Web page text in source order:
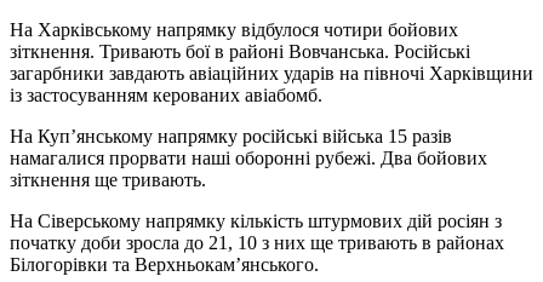
На Харківському напрямку відбулося чотири бойових
зіткнення. Тривають бої в районі Вовчанська. Російські
загарбники завдають авіаційних ударів на півночі Харківщини
із застосуванням керованих авіабомб.
На Куп’янському напрямку російські війська 15 разів
намагалися прорвати наші оборонні рубежі. Два бойових
зіткнення ще тривають.
На Сіверському напрямку кількість штурмових дій росіян з
початку доби зросла до 21, 10 з них ще тривають в районах
Білогорівки та Верхньокам’янського.